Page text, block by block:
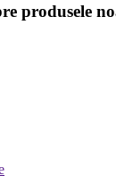
produsele